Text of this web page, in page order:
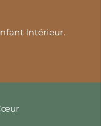
Intérieur.